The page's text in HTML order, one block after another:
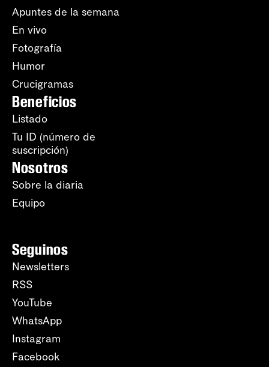
Apuntes de la semana
En vivo
Fotografía
Humor
Crucigramas
Beneficios
Listado
Tu ID (número de
suscripción)
Nosotros
Sobre la diaria
Equipo
Seguinos
Newsletters
RSS
YouTube
WhatsApp
Instagram
Facebook